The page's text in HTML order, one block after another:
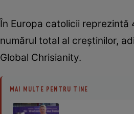
În Europa catolicii
numărul total al creștinilor,
Global Chrisianity.
MAI MULTE PENTRU TINE